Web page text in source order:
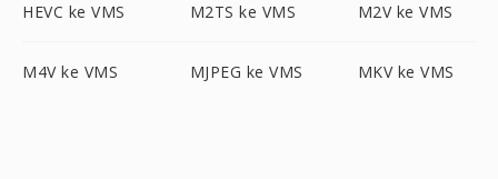
HEVC ke VMS M2TS ke VMS M2V ke VMS
M4V ke VMS MJPEG ke VMS MKV ke VMS